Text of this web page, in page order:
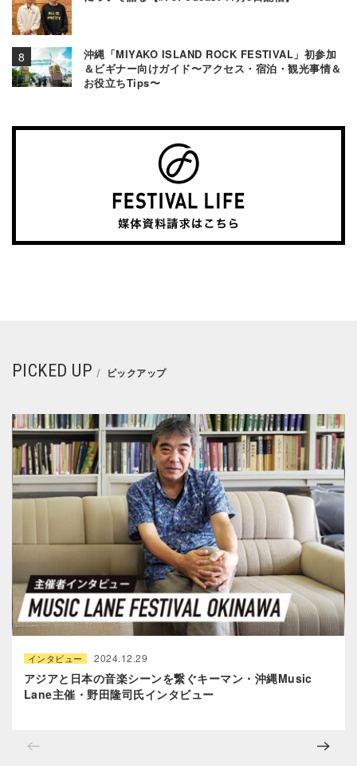
沖縄「MIYAKO ISLAND ROCK FESTIVAL」初参加
＆ビギナー向けガイド〜アクセス・宿泊・観光事情＆
お役立ちTips〜
PICKED UP ピックアップ
インタビュー 2024.12.29
アジアと日本の音楽シーンを繋ぐキーマン・沖縄Music
Lane主催・野田隆司氏インタビュー